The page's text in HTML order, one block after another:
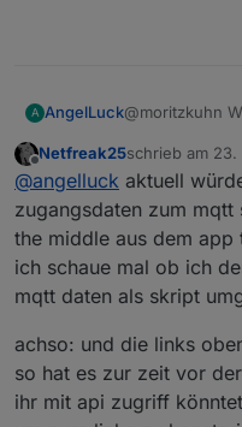
A AngelLuck@moritzkuhn
wenn ich das
Leider habe ich
du darauf
bekomme bei
die Meldung
Vielleicht
genauer
Offline
Netfreak25schrieb am 23.
zuletzt editiert
@angelluck aktuell
zugangsdaten zum
the middle aus dem app
ich schaue mal ob ich
mqtt daten als skript
achso: und die links
so hat es zur zeit vor
ihr mit api zugriff